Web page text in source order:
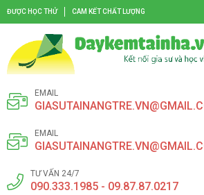
ĐƯỢC HỌC THỬ CAM KẾT CHẤT LƯỢNG
EMAIL
EMAIL
TƯ VẤN 24/7
090.333.1985 - 09.87.87.0217